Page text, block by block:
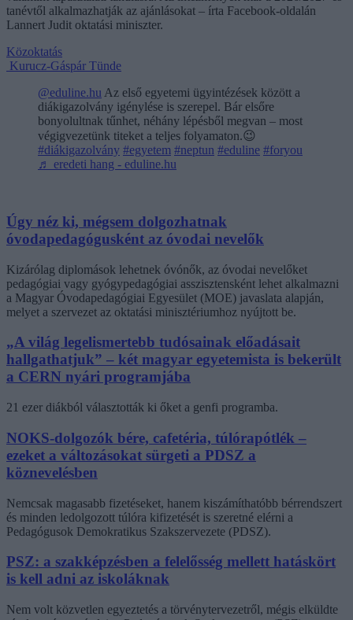
tanévtől alkalmazhatják az ajánlásokat – írta Facebook-oldalán
Lannert Judit oktatási miniszter.
Közoktatás
Kurucz-Gáspár Tünde
@eduline.hu Az első egyetemi ügyintézések között a
diákigazolvány igénylése is szerepel. Bár elsőre
bonyolultnak tűnhet, néhány lépésből megvan – most
végigvezetünk titeket a teljes folyamaton.😉
#diákigazolvány #egyetem #neptun #eduline #foryou
♬ eredeti hang - eduline.hu
Úgy néz ki, mégsem dolgozhatnak
óvodapedagógusként az óvodai nevelők
Kizárólag diplomások lehetnek óvónők, az óvodai nevelőket
pedagógiai vagy gyógypedagógiai asszisztensként lehet alkalmazni
a Magyar Óvodapedagógiai Egyesület (MOE) javaslata alapján,
melyet a szervezet az oktatási minisztériumhoz nyújtott be.
„A világ legelismertebb tudósainak előadásait
hallgathatjuk” – két magyar egyetemista is bekerült
a CERN nyári programjába
21 ezer diákból választották ki őket a genfi programba.
NOKS-dolgozók bére, cafetéria, túlórapótlék –
ezeket a változásokat sürgeti a PDSZ a
köznevelésben
Nemcsak magasabb fizetéseket, hanem kiszámíthatóbb bérrendszert
és minden ledolgozott túlóra kifizetését is szeretné elérni a
Pedagógusok Demokratikus Szakszervezete (PDSZ).
PSZ: a szakképzésben a felelősség mellett hatáskört
is kell adni az iskoláknak
Nem volt közvetlen egyeztetés a törvénytervezetről, mégis elküldte